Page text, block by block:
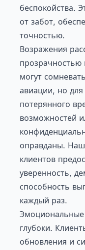
беспокойства.
от забот,
точностью.
Возражения
прозрачностью
могут
авиации, но для
потерянного
возможностей
оправданы.
клиентов
уверенность,
способность
каждый раз.
глубоки.
обновления и